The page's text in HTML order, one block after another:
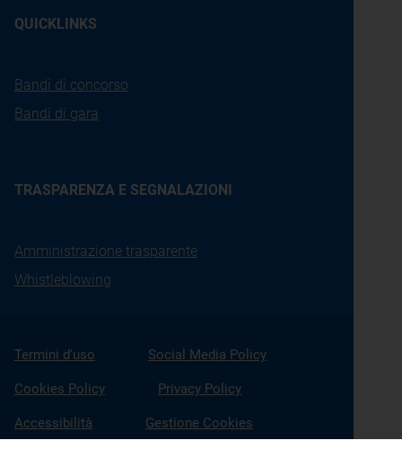
QUICKLINKS
Bandi di concorso
Bandi di gara
TRASPARENZA E SEGNALAZIONI
Amministrazione trasparente
Whistleblowing
Termini d'uso Social Media Policy
Cookies Policy Privacy Policy
Accessibilità Gestione Cookies